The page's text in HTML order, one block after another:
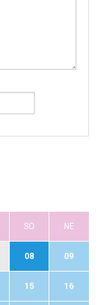
SO NE
08 09
15 16